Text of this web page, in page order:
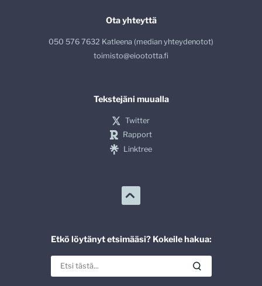
Ota yhteyttä
050 576 7632 Katleena (median yhteydenotot)
toimisto@eioototta.fi
Tekstejäni muualla
Twitter
Rapport
Linktree
Etkö löytänyt etsimääsi? Kokeile hakua: